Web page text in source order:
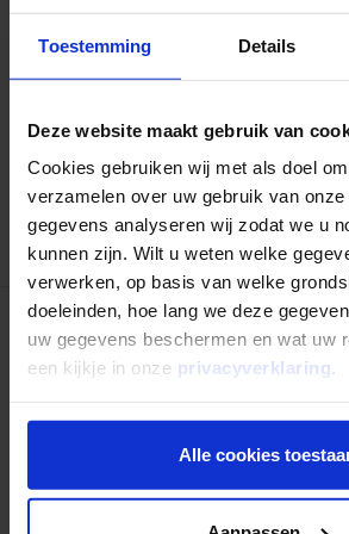
Toestemming Details
Deze website maakt gebruik van
Cookies gebruiken wij met als doel
verzamelen over uw gebruik van
gegevens analyseren wij zodat we u
kunnen zijn. Wilt u weten welke
verwerken, op basis van welke
doeleinden, hoe lang we deze
uw gegevens beschermen en wat uw
een kijkje in onze privacyverklaring.
Alle cookies
Gepubliceerd op24 juni 2019
Deel dit artikel:
Deel op LinkedIn
Deel via Whatsapp
Deel via email
Terug naar overzicht
Nog niet uitgelezen?